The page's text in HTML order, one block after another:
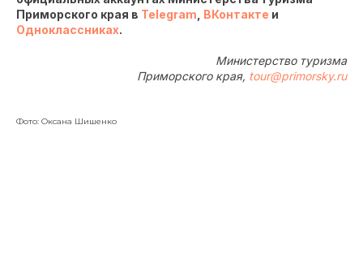
Приморского края в Telegram ВКонтакте и
Одноклассниках.
Министерство туризма
Приморского края, tour@primorsky.ru
Фото: Оксана Шишенко